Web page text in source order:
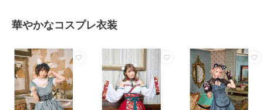
華やかなコスプレ衣装